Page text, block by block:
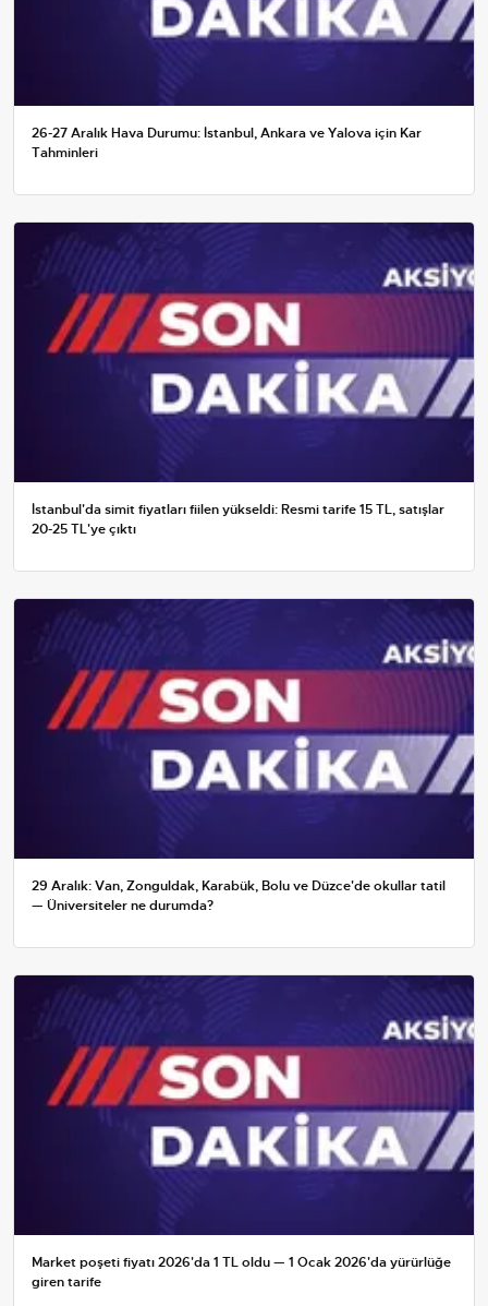
26-27 Aralık Hava Durumu: İstanbul, Ankara ve Yalova için Kar
Tahminleri
İstanbul'da simit fiyatları fiilen yükseldi: Resmi tarife 15 TL, satışlar
20-25 TL'ye çıktı
29 Aralık: Van, Zonguldak, Karabük, Bolu ve Düzce'de okullar tatil
— Üniversiteler ne durumda?
Market poşeti fiyatı 2026'da 1 TL oldu — 1 Ocak 2026'da yürürlüğe
giren tarife